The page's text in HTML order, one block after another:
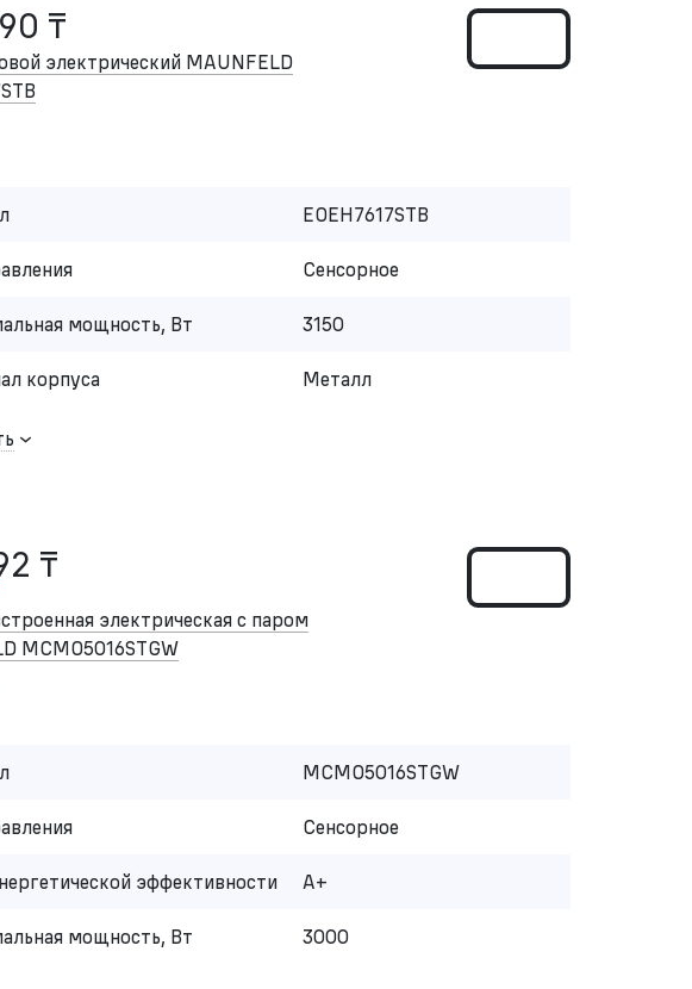
₸
электрический MAUNFELD
EOEH7617STB
Сенсорное
мощность, Вт 3150
корпуса Металл
₸
электрическая с паром
MCMO5016STGW
MCMO5016STGW
Сенсорное
эффективности A+
мощность, Вт 3000